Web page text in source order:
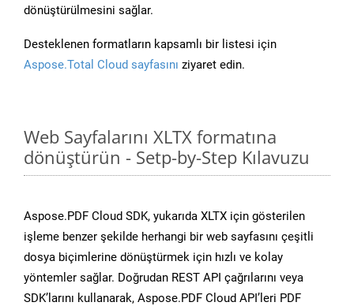
dönüştürülmesini sağlar.
Desteklenen formatların kapsamlı bir listesi için
Aspose.Total Cloud sayfasını ziyaret edin.
Web Sayfalarını XLTX formatına
dönüştürün - Setp-by-Step Kılavuzu
Aspose.PDF Cloud SDK, yukarıda XLTX için gösterilen
işleme benzer şekilde herhangi bir web sayfasını çeşitli
dosya biçimlerine dönüştürmek için hızlı ve kolay
yöntemler sağlar. Doğrudan REST API çağrılarını veya
SDK’larını kullanarak, Aspose.PDF Cloud API’leri PDF